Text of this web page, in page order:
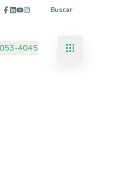
Buscar
4045